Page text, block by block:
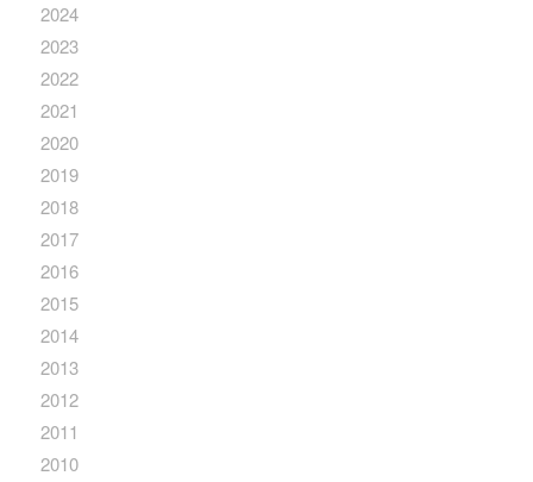
2024
2023
2022
2021
2020
2019
2018
2017
2016
2015
2014
2013
2012
2011
2010